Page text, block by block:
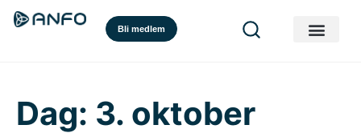
Bli medlem
Dag: 3. oktober